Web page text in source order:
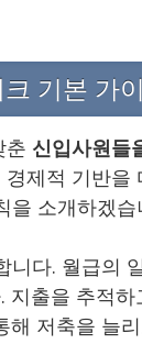
기본 가
춘 신입사원들
제적 기반
을 소개하겠습
니다. 월급의
지출을 추적
해 저축을 늘